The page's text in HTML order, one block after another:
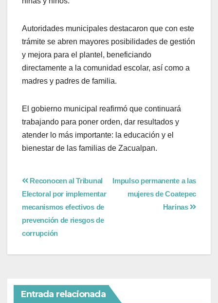
Autoridades municipales destacaron que con este
trámite se abren mayores posibilidades de gestión
y mejora para el plantel, beneficiando
directamente a la comunidad escolar, así como a
madres y padres de familia.
El gobierno municipal reafirmó que continuará
trabajando para poner orden, dar resultados y
atender lo más importante: la educación y el
bienestar de las familias de Zacualpan.
Impulso permanente a las
mujeres de Coatepec
Harinas
Reconocen al Tribunal
Electoral por implementar
mecanismos efectivos de
prevención de riesgos de
corrupción
Entrada relacionada